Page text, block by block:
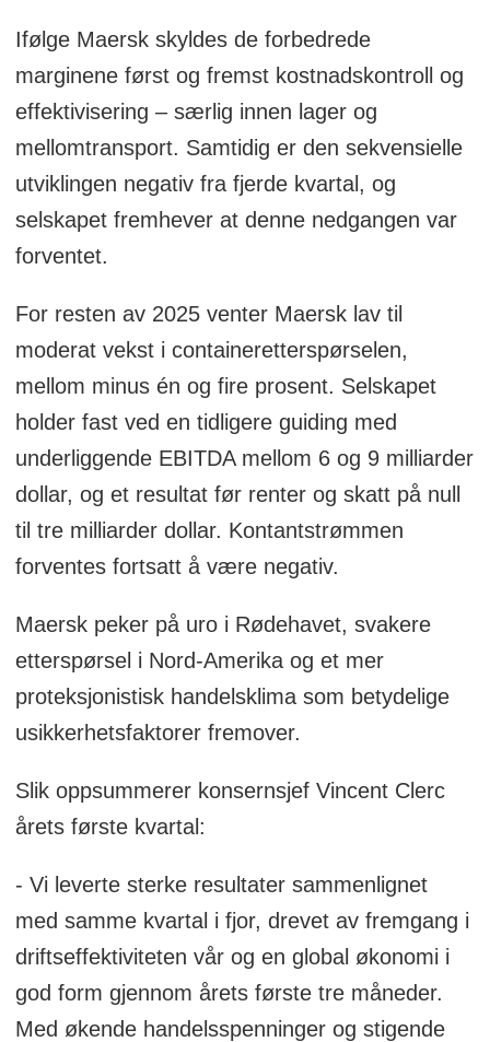
Ifølge Maersk skyldes de forbedrede
marginene først og fremst kostnadskontroll og
effektivisering – særlig innen lager og
mellomtransport. Samtidig er den sekvensielle
utviklingen negativ fra fjerde kvartal, og
selskapet fremhever at denne nedgangen var
forventet.
For resten av 2025 venter Maersk lav til
moderat vekst i containeretterspørselen,
mellom minus én og fire prosent. Selskapet
holder fast ved en tidligere guiding med
underliggende EBITDA mellom 6 og 9 milliarder
dollar, og et resultat før renter og skatt på null
til tre milliarder dollar. Kontantstrømmen
forventes fortsatt å være negativ.
Maersk peker på uro i Rødehavet, svakere
etterspørsel i Nord-Amerika og et mer
proteksjonistisk handelsklima som betydelige
usikkerhetsfaktorer fremover.
Slik oppsummerer konsernsjef Vincent Clerc
årets første kvartal:
- Vi leverte sterke resultater sammenlignet
med samme kvartal i fjor, drevet av fremgang i
driftseffektiviteten vår og en global økonomi i
god form gjennom årets første tre måneder.
Med økende handelsspenninger og stigende